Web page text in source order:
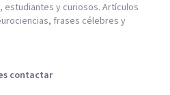
y curiosos. Artículos
frases célebres y
contactar